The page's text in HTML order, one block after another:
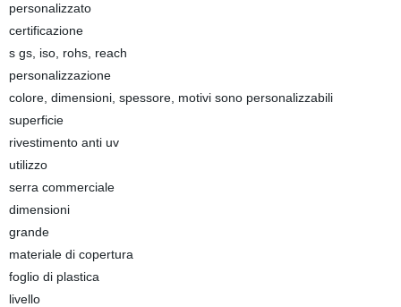
personalizzato
certificazione
s gs, iso, rohs, reach
personalizzazione
colore, dimensioni, spessore, motivi sono personalizzabili
superficie
rivestimento anti uv
utilizzo
serra commerciale
dimensioni
grande
materiale di copertura
foglio di plastica
livello